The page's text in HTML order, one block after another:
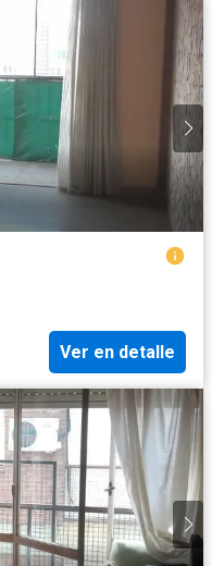
Ver en detalle